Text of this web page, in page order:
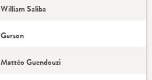
William Saliba
Gerson
Mattéo Guendouzi